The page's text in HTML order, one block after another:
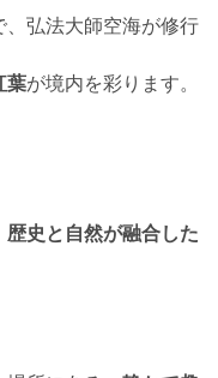
、弘法大師空海が修行
葉が境内を彩ります。
歴史と自然が融合した